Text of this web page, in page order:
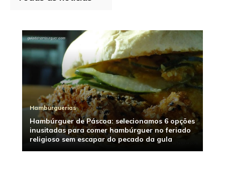
Hamburguerias
Hambúrguer de Páscoa: selecionamos 6 opções
inusitadas para comer hambúrguer no feriado
religioso sem escapar do pecado da gula